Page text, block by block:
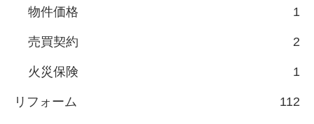
物件価格 1
売買契約 2
火災保険 1
リフォーム 112